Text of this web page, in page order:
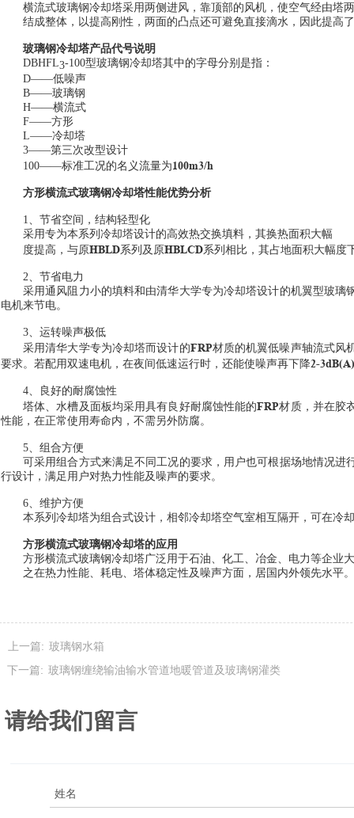
横流式玻璃钢冷却塔采用两侧进风，靠顶部的风机，使空气经由塔
结成整体，以提高刚性，两面的凸点还可避免直接滴水，因此提高
玻璃钢冷却塔产品代号说明
DBHFL3-100型玻璃钢冷却塔其中的字母分别是指：
D——低噪声
B——玻璃钢
H——横流式
F——方形
L——冷却塔
3——第三次改型设计
100——标准工况的名义流量为100m3/h
方形横流式玻璃钢冷却塔性能优势分析
1、 节省空间，结构轻型化
采用专为本系列冷却塔设计的高效热交换填料，其换热面积大幅
度提高，与原HBLD系列及原HBLCD系列相比，其占地面积大幅度
2 、节省电力
采用通风阻力小的填料和由清华大学专为冷却塔设计的机翼型玻
电机来节电。
3 、运转噪声极低
采用清华大学专为冷却塔而设计的FRP材质的机翼低噪声轴流式风
要求。若配用双速电机，在夜间低速运行时，还能使噪声再下降2-
4 、良好的耐腐蚀性
塔体、水槽及面板均采用具有良好耐腐蚀性能的FRP材质，并在胶
性能，在正常使用寿命内，不需另外防腐。
5 、组合方便
可采用组合方式来满足不同工况的要求，用户也可根据场地情况
行设计，满足用户对热力性能及噪声的要求。
6 、维护方便
本系列冷却塔为组合式设计，相邻冷却塔空气室相互隔开，可在冷
方形横流式玻璃钢冷却塔的应用
方形横流式玻璃钢冷却塔广泛用于石油、化工、冶金、电力等企业
之在热力性能、耗电、塔体稳定性及噪声方面，居国内外领先水平。
上一篇: 玻璃钢水箱
下一篇: 玻璃钢缠绕输油输水管道地暖管道及玻璃钢灌类
请给我们留言